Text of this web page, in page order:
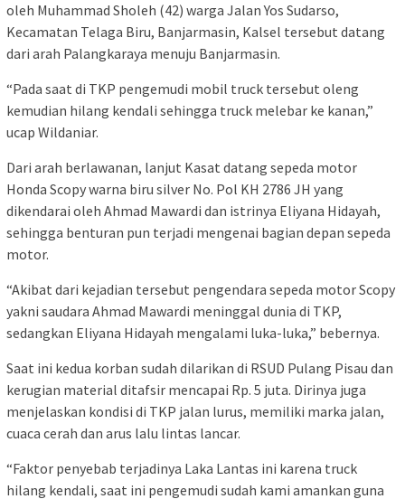
oleh Muhammad Sholeh (42) warga Jalan Yos Sudarso,
Kecamatan Telaga Biru, Banjarmasin, Kalsel tersebut datang
dari arah Palangkaraya menuju Banjarmasin.
“Pada saat di TKP pengemudi mobil truck tersebut oleng
kemudian hilang kendali sehingga truck melebar ke kanan,”
ucap Wildaniar.
Dari arah berlawanan, lanjut Kasat datang sepeda motor
Honda Scopy warna biru silver No. Pol KH 2786 JH yang
dikendarai oleh Ahmad Mawardi dan istrinya Eliyana Hidayah,
sehingga benturan pun terjadi mengenai bagian depan sepeda
motor.
“Akibat dari kejadian tersebut pengendara sepeda motor Scopy
yakni saudara Ahmad Mawardi meninggal dunia di TKP,
sedangkan Eliyana Hidayah mengalami luka-luka,” bebernya.
Saat ini kedua korban sudah dilarikan di RSUD Pulang Pisau dan
kerugian material ditafsir mencapai Rp. 5 juta. Dirinya juga
menjelaskan kondisi di TKP jalan lurus, memiliki marka jalan,
cuaca cerah dan arus lalu lintas lancar.
“Faktor penyebab terjadinya Laka Lantas ini karena truck
hilang kendali, saat ini pengemudi sudah kami amankan guna